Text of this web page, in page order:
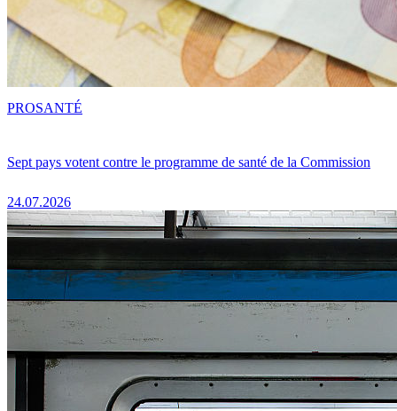
Sept pays votent contre le programme de santé de la Commission
24.07.2026
PROSANTÉ